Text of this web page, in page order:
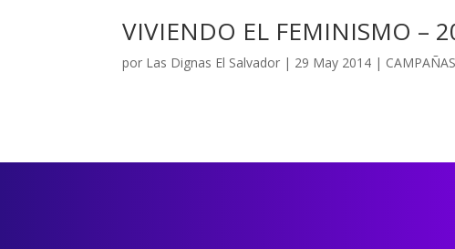
VIVIENDO EL FEMINISMO –
por Las Dignas El Salvador | 29 May 2014 | CAMPAÑAS